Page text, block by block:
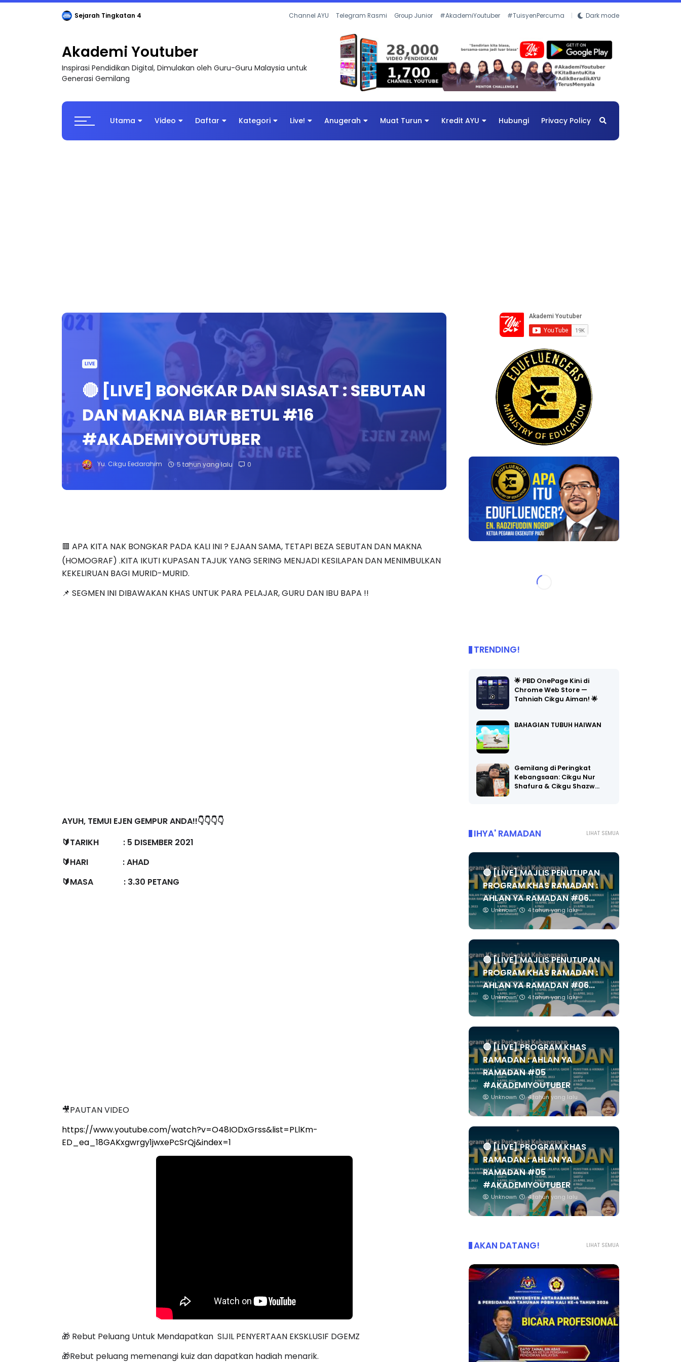
Sejarah Tingkatan 4 Channel AYU Telegram Rasmi Group Junior #AkademiYoutuber #TuisyenPercuma Dark mode
Akademi Youtuber
Inspirasi Pendidikan Digital, Dimulakan oleh Guru-Guru Malaysia untuk
Generasi Gemilang
Utama Video Daftar Kategori Live! Anugerah Muat Turun Kredit AYU Hubungi Privacy Policy
LIVE
🔴 [LIVE] BONGKAR DAN SIASAT : SEBUTAN
DAN MAKNA BIAR BETUL #16
#AKADEMIYOUTUBER
Yu. Cikgu Eedarahim 5 tahun yang lalu 0
🟥 APA KITA NAK BONGKAR PADA KALI INI ? EJAAN SAMA, TETAPI BEZA SEBUTAN DAN MAKNA
(HOMOGRAF) .KITA IKUTI KUPASAN TAJUK YANG SERING MENJADI KESILAPAN DAN MENIMBULKAN
KEKELIRUAN BAGI MURID-MURID.
📌 SEGMEN INI DIBAWAKAN KHAS UNTUK PARA PELAJAR, GURU DAN IBU BAPA !!
AYUH, TEMUI EJEN GEMPUR ANDA!!👇👇👇👇
🔰TARIKH : 5 DISEMBER 2021
🔰HARI : AHAD
🔰MASA : 3.30 PETANG
🎥PAUTAN VIDEO
https://www.youtube.com/watch?v=O48IODxGrss&list=PLlKm-
ED_ea_18GAKxgwrgy1jwxePcSrQj&index=1
🎁 Rebut Peluang Untuk Mendapatkan SIJIL PENYERTAAN EKSKLUSIF DGEMZ
🎁Rebut peluang memenangi kuiz dan dapatkan hadiah menarik.
TRENDING!
🌟 PBD OnePage Kini di
Chrome Web Store —
Tahniah Cikgu Aiman! 🌟
BAHAGIAN TUBUH HAIWAN
Gemilang di Peringkat
Kebangsaan: Cikgu Nur
Shafura & Cikgu Shazw…
LIHAT SEMUA
IHYA' RAMADAN
🔴 [LIVE] MAJLIS PENUTUPAN
PROGRAM KHAS RAMADAN :
AHLAN YA RAMADAN #06...
Unknown 4 tahun yang lalu
🔴 [LIVE] MAJLIS PENUTUPAN
PROGRAM KHAS RAMADAN :
AHLAN YA RAMADAN #06...
Unknown 4 tahun yang lalu
🔴 [LIVE] PROGRAM KHAS
RAMADAN : AHLAN YA
RAMADAN #05
#AKADEMIYOUTUBER
Unknown 4 tahun yang lalu
🔴 [LIVE] PROGRAM KHAS
RAMADAN : AHLAN YA
RAMADAN #05
#AKADEMIYOUTUBER
Unknown 4 tahun yang lalu
LIHAT SEMUA
AKAN DATANG!